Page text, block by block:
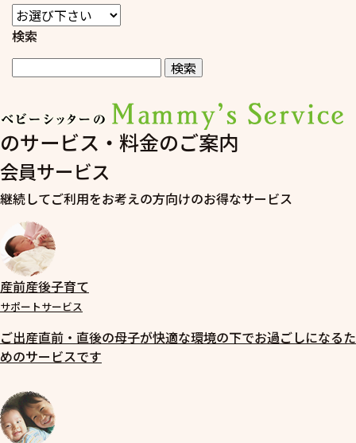
検索
のサービス・料金のご案内
会員サービス
継続してご利用をお考えの方向けのお得なサービス
産前産後子育て
サポートサービス
ご出産直前・直後の母子が快適な環境の下でお過ごしになるた
めのサービスです